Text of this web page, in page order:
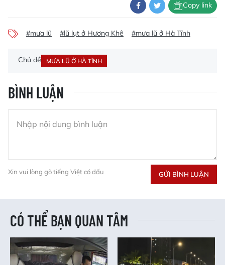
Copy link
#mưa lũ #lũ lụt ở Hương Khê #mưa lũ ở Hà Tĩnh
Chủ đề MƯA LŨ Ở HÀ TĨNH
BÌNH LUẬN
Xin vui lòng gõ tiếng Việt có dấu GỬI BÌNH LUẬN
CÓ THỂ BẠN QUAN TÂM